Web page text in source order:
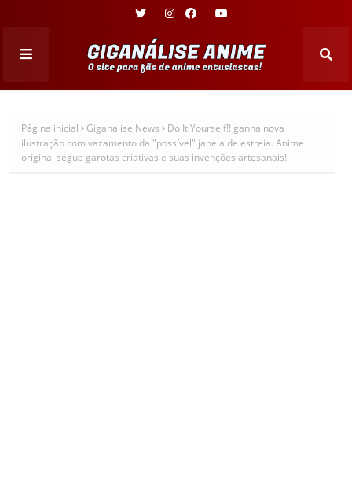
Página inicial Giganalise News
Do It Yourself!! ganha nova
ilustração com vazamento da "possível" janela de estreia. Anime
original segue garotas criativas e suas invenções artesanais!